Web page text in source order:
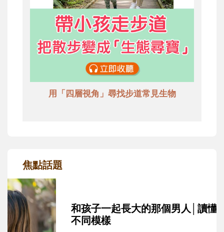
用「四層視角」尋找步道常見生物
焦點話題